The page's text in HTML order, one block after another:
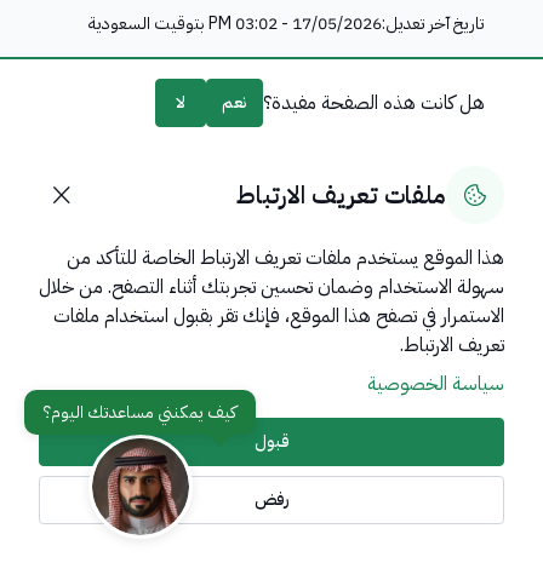
تاريخ آخر تعديل:17/05/2026 - 03:02 PM بتوقيت السعودية
هل كانت هذه الصفحة مفيدة؟ نعم لا
روابط مهمة
عن المملكة
عن الوزارة
تواصل معنا أدوات الإتاحة وامكانية الوصول
ملفات تعريف الارتباط
هذا الموقع يستخدم ملفات تعريف الارتباط الخاصة للتأكد من
سهولة الاستخدام وضمان تحسين تجربتك أثناء التصفح. من خلال
الاستمرار في تصفح هذا الموقع، فإنك تقر بقبول استخدام ملفات
تعريف الارتباط.
سياسة الخصوصية
قبول
رفض